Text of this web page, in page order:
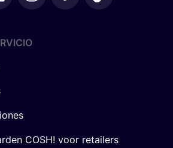
COSH! voor retailers